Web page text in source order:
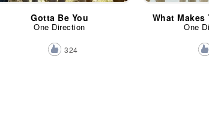
Gotta Be You
One Direction
324
What
One